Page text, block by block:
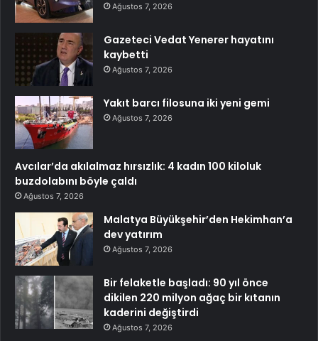
Ağustos 7, 2026
Gazeteci Vedat Yenerer hayatını
kaybetti
Ağustos 7, 2026
Yakıt barcı filosuna iki yeni gemi
Ağustos 7, 2026
Avcılar’da akılalmaz hırsızlık: 4 kadın 100 kiloluk
buzdolabını böyle çaldı
Ağustos 7, 2026
Malatya Büyükşehir’den Hekimhan’a
dev yatırım
Ağustos 7, 2026
Bir felaketle başladı: 90 yıl önce
dikilen 220 milyon ağaç bir kıtanın
kaderini değiştirdi
Ağustos 7, 2026